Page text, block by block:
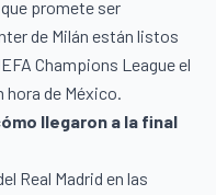
promete ser
de Milán están listos
Champions League el
hora de México.
llegaron a la final
Real Madrid en las